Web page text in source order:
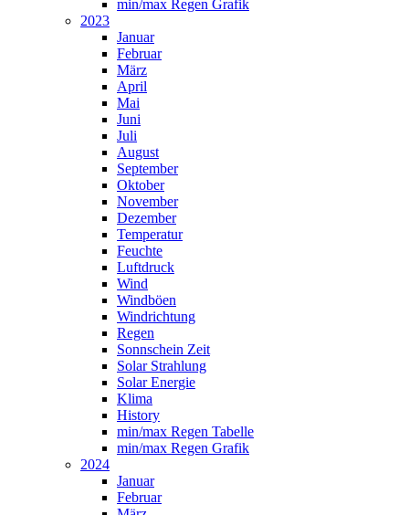
min/max Regen Grafik
2023
Januar
Februar
März
April
Mai
Juni
Juli
August
September
Oktober
November
Dezember
Temperatur
Feuchte
Luftdruck
Wind
Windböen
Windrichtung
Regen
Sonnschein Zeit
Solar Strahlung
Solar Energie
Klima
History
min/max Regen Tabelle
min/max Regen Grafik
2024
Januar
Februar